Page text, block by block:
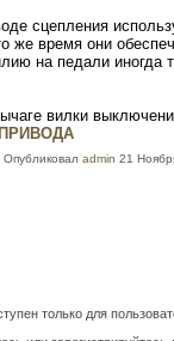
сцепления
же время они
на педали иногда
вилки
Опубликовал admin 21
только для